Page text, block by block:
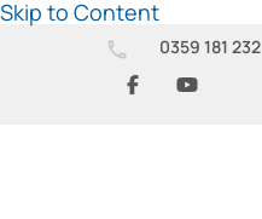
Skip to Content
0359 181 232